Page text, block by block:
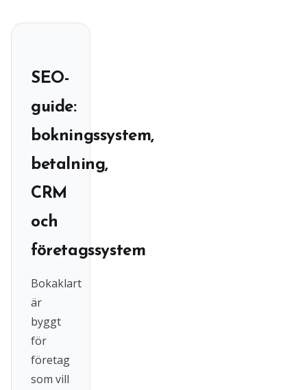
SEO-
guide:
bokningssystem,
betalning,
CRM
och
företagssystem
Bokaklart
är
byggt
för
företag
som vill